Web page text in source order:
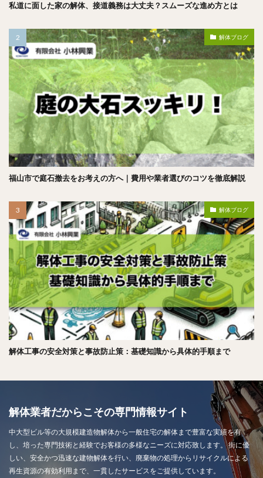
私道に面した家の解体、接道義務は大丈夫？スムーズな進め方とは
解体ブログ
福山市で庭石撤去をお考えの方へ｜費用や業者選びのコツを徹底解説
解体ブログ
解体工事の安全対策と事故防止策：基礎知識から具体的手順まで
解体業者だからこその専門情報サイト
中大型ビル等の大規模建造物解体から一般住宅の解体まで豊富な実績を有
し、培った専門技術と経験でお客様の多様なニーズに対応致します。 街に優
しい、安全かつ迅速な建物解体を行い、廃棄物の処理からリサイクルによる
再生資源の有効利用まで、一貫したサービスをご提供しています。